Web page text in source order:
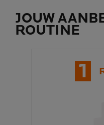
JOUW
ROUTINE
1